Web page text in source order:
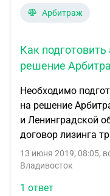
по
нам. Теперь
госпошлину? И
Арбитраж
Как
решение
Необходимо
на решение
и Ленинградской
договор лизинга
13 июня 2019, 08:05,
Владивосток
1 ответ